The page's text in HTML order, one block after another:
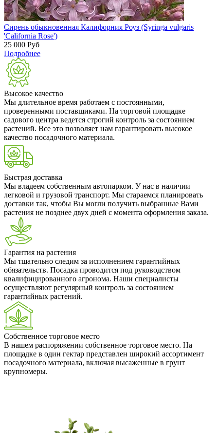
Сирень обыкновенная Калифорния Роуз (Syringa vulgaris
'California Rose')
25 000 Руб
Подробнее
Высокое качество
Мы длительное время работаем с постоянными,
проверенными поставщиками. На торговой площадке
садового центра ведется строгий контроль за состоянием
растений. Все это позволяет нам гарантировать высокое
качество посадочного материала.
Быстрая доставка
Мы владеем собственным автопарком. У нас в наличии
легковой и грузовой транспорт. Мы стараемся планировать
доставки так, чтобы Вы могли получить выбранные Вами
растения не позднее двух дней с момента оформления заказа.
Гарантия на растения
Мы тщательно следим за исполнением гарантийных
обязательств. Посадка проводится под руководством
квалифицированного агронома. Наши специалисты
осуществляют регулярный контроль за состоянием
гарантийных растений.
Собственное торговое место
В нашем распоряжении собственное торговое место. На
площадке в один гектар представлен широкий ассортимент
посадочного материала, включая высаженные в грунт
крупномеры.